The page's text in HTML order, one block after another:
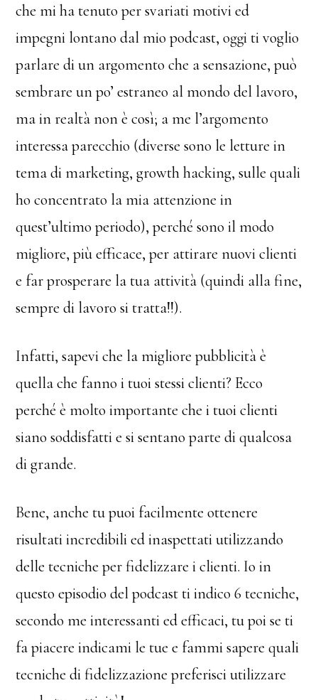
che mi ha tenuto per svariati motivi ed
impegni lontano dal mio podcast, oggi ti voglio
parlare di un argomento che a sensazione, può
sembrare un po’ estraneo al mondo del lavoro,
ma in realtà non è così; a me l’argomento
interessa parecchio (diverse sono le letture in
tema di marketing, growth hacking, sulle quali
ho concentrato la mia attenzione in
quest’ultimo periodo), perché sono il modo
migliore, più efficace, per attirare nuovi clienti
e far prosperare la tua attività (quindi alla fine,
sempre di lavoro si tratta!!).
Infatti, sapevi che la migliore pubblicità è
quella che fanno i tuoi stessi clienti? Ecco
perché è molto importante che i tuoi clienti
siano soddisfatti e si sentano parte di qualcosa
di grande.
Bene, anche tu puoi facilmente ottenere
risultati incredibili ed inaspettati utilizzando
delle tecniche per fidelizzare i clienti. Io in
questo episodio del podcast ti indico 6 tecniche,
secondo me interessanti ed efficaci, tu poi se ti
fa piacere indicami le tue e fammi sapere quali
tecniche di fidelizzazione preferisci utilizzare